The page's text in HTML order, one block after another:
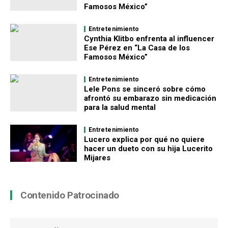
Famosos México”
Entretenimiento
Cynthia Klitbo enfrenta al influencer
Ese Pérez en “La Casa de los
Famosos México”
Entretenimiento
Lele Pons se sinceró sobre cómo
afrontó su embarazo sin medicación
para la salud mental
Entretenimiento
Lucero explica por qué no quiere
hacer un dueto con su hija Lucerito
Mijares
Contenido Patrocinado